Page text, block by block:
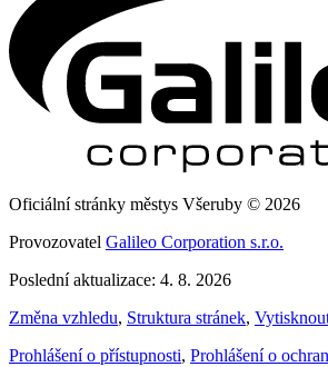
Oficiální stránky městys Všeruby © 2026
Provozovatel Galileo Corporation s.r.o.
Poslední aktualizace: 4. 8. 2026
Změna vzhledu, Struktura stránek,
Prohlášení o přístupnosti, Prohlášení o